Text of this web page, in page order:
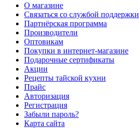
О магазине
Связаться со службой поддержки
Партнёрская программа
Производители
Оптовикам
Покупки в интернет-магазине
Подарочные сертификаты
Акции
Рецепты тайской кухни
Прайс
Авторизация
Регистрация
Забыли пароль?
Карта сайта